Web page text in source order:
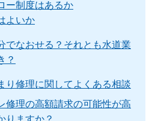
ー制度はあるか
よいか
でなおせる？それとも水道業
？
り修理に関してよくある相談
修理の高額請求の可能性が高
りますか？